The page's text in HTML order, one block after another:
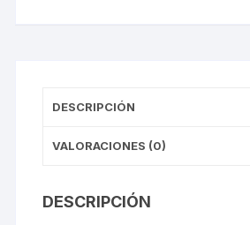
DESCRIPCIÓN
VALORACIONES (0)
DESCRIPCIÓN